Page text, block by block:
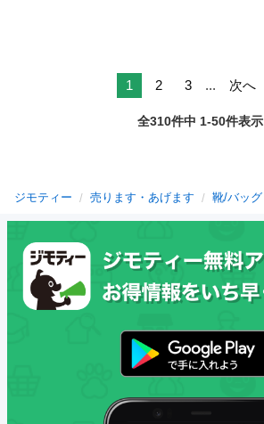
1 2 3 ... 次へ
全310件中 1-50件表示
ジモティー 売ります・あげます 靴/バッグ